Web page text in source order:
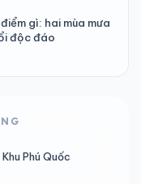
gì: hai mùa mưa
độc đáo
Phú Quốc